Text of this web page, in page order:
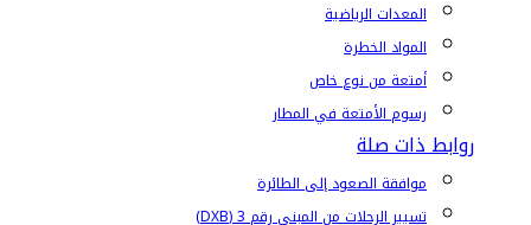
المعدات الرياضية
المواد الخطرة
أمتعة من نوع خاص
رسوم الأمتعة في المطار
روابط ذات صلة
موافقة الصعود إلى الطائرة
تسيير الرحلات من المبنى رقم 3 (DXB)